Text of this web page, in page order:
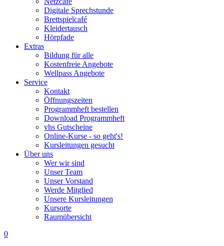
Digitale Sprechstunde
Brettspielcafé
Kleidertausch
Hörpfade
Extras
Bildung für alle
Kostenfreie Angebote
Wellpass Angebote
Service
Kontakt
Öffnungszeiten
Programmheft bestellen
Download Programmheft
vhs Gutscheine
Online-Kurse - so geht's!
Kursleitungen gesucht
Über uns
Wer wir sind
Unser Team
Unser Vorstand
Werde Mitglied
Unsere Kursleitungen
Kursorte
Raumübersicht
0